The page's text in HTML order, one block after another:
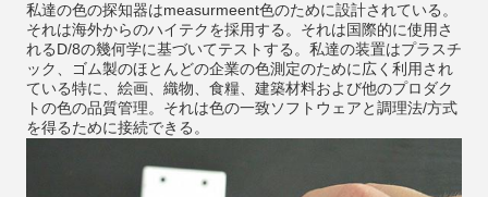
私達の色の探知器はmeasurmeent色のために設計されている。
それは海外からのハイテクを採用する。それは国際的に使用さ
れるD/8の幾何学に基づいてテストする。私達の装置はプラスチ
ック、ゴム製のほとんどの企業の色測定のために広く利用され
ている特に、絵画、織物、食糧、建築材料および他のプロダク
トの色の品質管理。それは色の一致ソフトウェアと調理法/方式
を得るために接続できる。